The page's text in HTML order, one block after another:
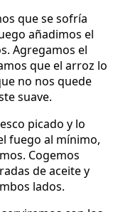
que se sofría
añadimos el
Agregamos el
que el arroz lo
no nos quede
suave.
picado y lo
fuego al mínimo,
Cogemos
de aceite y
lados.